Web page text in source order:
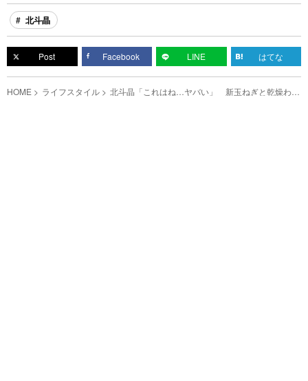
北斗晶
Post Facebook LINE はてな
HOME ライフスタイル 北斗晶「これはね…ヤバい」 新玉ねぎと乾燥わか
めで作る『絶品おかず』に箸が止まらない！